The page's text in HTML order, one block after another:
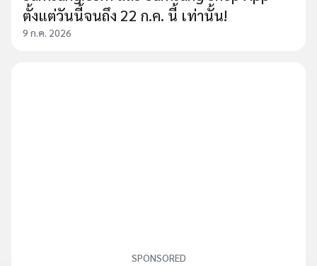
ตั้งแต่วันนี้จนถึง 22 ก.ค. นี้ เท่านั้น!
9 ก.ค. 2026
SPONSORED